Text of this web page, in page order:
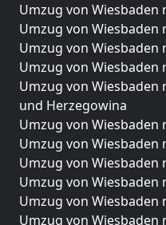
Umzug von Wiesbaden
Umzug von Wiesbaden
Umzug von Wiesbaden
Umzug von Wiesbaden
Umzug von Wiesbaden
und Herzegowina
Umzug von Wiesbaden
Umzug von Wiesbaden
Umzug von Wiesbaden
Umzug von Wiesbaden
Umzug von Wiesbaden
Umzug von Wiesbaden